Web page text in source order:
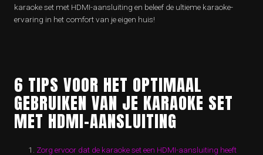
karaoke set met HDMI-aansluiting en beleef de ultieme karaoke-
ervaring in het comfort van je eigen huis!
6 TIPS VOOR HET OPTIMAAL
GEBRUIKEN VAN JE KARAOKE SET
MET HDMI-AANSLUITING
Zorg ervoor dat de karaoke set een HDMI-aansluiting heeft